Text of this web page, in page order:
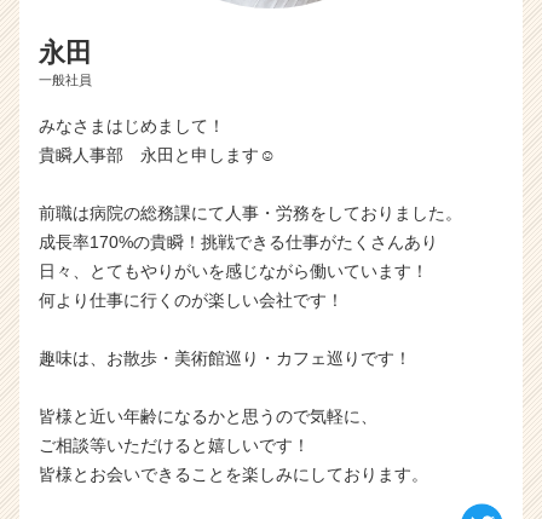
永田
一般社員
みなさまはじめまして！
貴瞬人事部 永田と申します☺︎
前職は病院の総務課にて人事・労務をしておりました。
成長率170%の貴瞬！挑戦できる仕事がたくさんあり
日々、とてもやりがいを感じながら働いています！
何より仕事に行くのが楽しい会社です！
趣味は、お散歩・美術館巡り・カフェ巡りです！
皆様と近い年齢になるかと思うので気軽に、
ご相談等いただけると嬉しいです！
皆様とお会いできることを楽しみにしております。